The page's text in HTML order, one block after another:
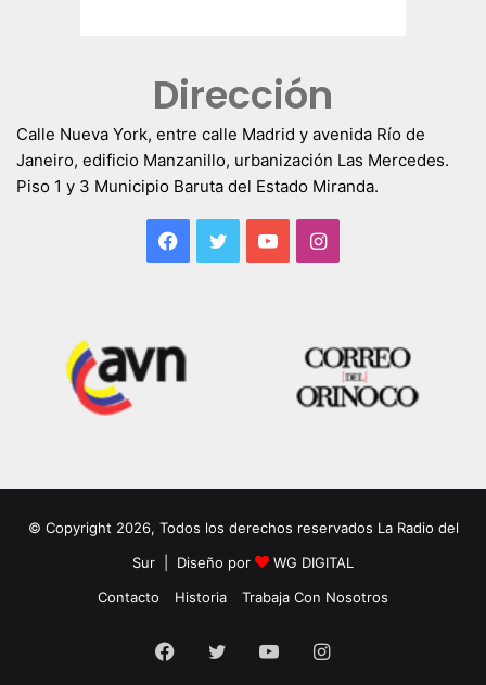
Dirección
Calle Nueva York, entre calle Madrid y avenida Río de
Janeiro, edificio Manzanillo, urbanización Las Mercedes.
Piso 1 y 3 Municipio Baruta del Estado Miranda.
Facebook
TwitterYouTubeInstagram
© Copyright 2026, Todos los derechos reservados La Radio del
Sur | Diseño por
WG DIGITAL
Contacto
Historia Trabaja Con Nosotros
Facebook
TwitterYouTubeInstagram